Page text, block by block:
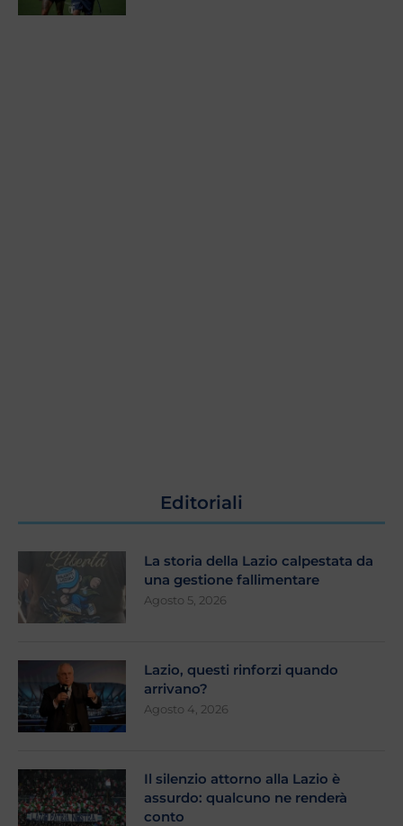
Editoriali
La storia della Lazio calpestata da
una gestione fallimentare
Agosto 5, 2026
Lazio, questi rinforzi quando
arrivano?
Agosto 4, 2026
Il silenzio attorno alla Lazio è
assurdo: qualcuno ne renderà
conto